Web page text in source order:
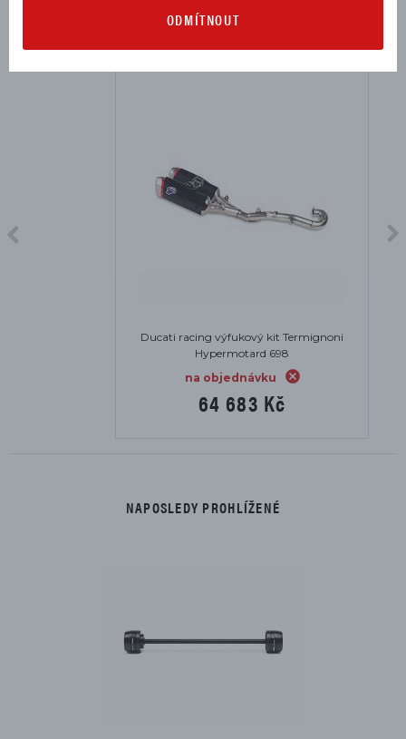
MOHLO BY SE VÁM HODIT
Ducati racing výfukový kit Termignoni
Hypermotard 698
na objednávku
64 683 Kč
NAPOSLEDY PROHLÍŽENÉ
ODMÍTNOUT